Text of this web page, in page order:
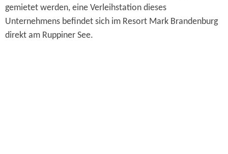
gemietet werden, eine Verleihstation dieses
Unternehmens befindet sich im Resort Mark Brandenburg
direkt am Ruppiner See.